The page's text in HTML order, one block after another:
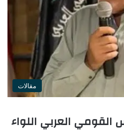
مقالات
العربي اللواء